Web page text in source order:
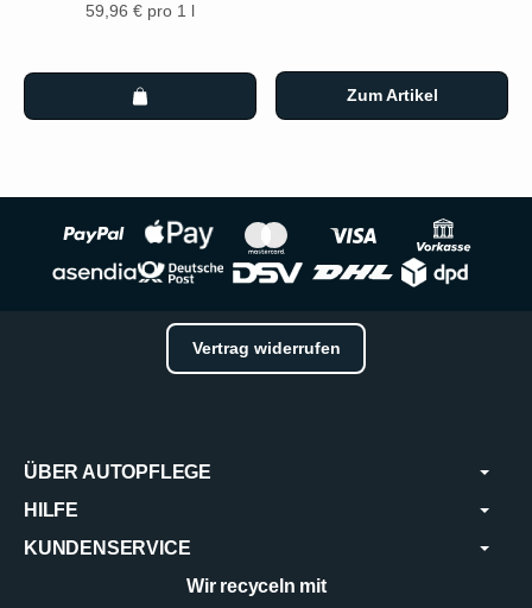
59,96 € pro 1 l
Zum Artikel
Vertrag widerrufen
ÜBER AUTOPFLEGE
HILFE
KUNDENSERVICE
Wir recyceln mit